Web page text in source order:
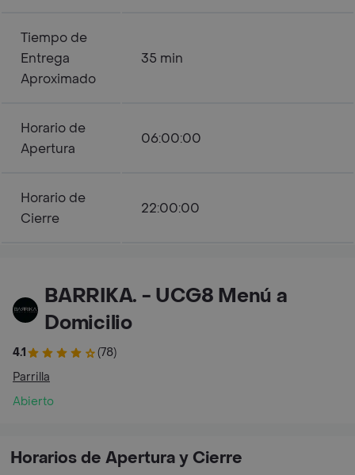
Tiempo de
Entrega
Aproximado
35 min
Horario de
Apertura
06:00:00
Horario de
Cierre
22:00:00
BARRIKA. - UCG8 Menú a
Domicilio
4.1
(78)
Parrilla
Abierto
Horarios de Apertura y Cierre